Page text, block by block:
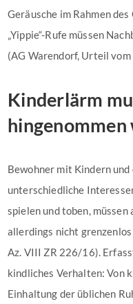
Geräusche im Rahmen
„Yippie“-Rufe müssen
(AG Warendorf, Urteil
Kinderlärm
hingenommen
Bewohner mit Kindern
unterschiedliche
spielen und toben,
allerdings nicht
Az. VIII ZR 226/16).
kindliches Verhalten: Von
Einhaltung der üblichen